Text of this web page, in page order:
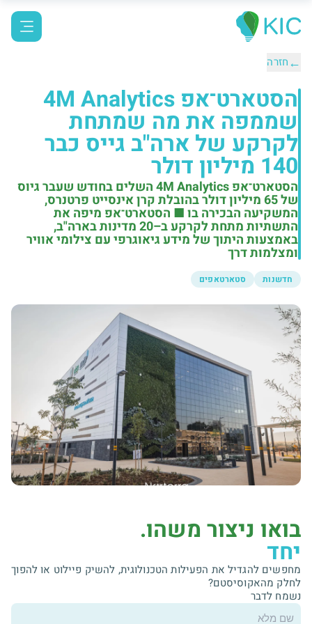
←חזרה
הסטארט־אפ 4M Analytics
שממפה את מה שמתחת
לקרקע של ארה"ב גייס כבר
140 מיליון דולר
הסטארט־אפ 4M Analytics השלים בחודש שעבר גיוס
של 65 מיליון דולר בהובלת קרן אינסייט פרטנרס,
המשקיעה הבכירה בו ■ הסטארט־אפ מיפה את
התשתיות מתחת לקרקע ב–20 מדינות בארה"ב,
באמצעות היתוך של מידע גיאוגרפי עם צילומי אוויר
ומצלמות דרך
חדשנות סטארטאפים
בואו ניצור משהו.
יחד
מחפשים להגדיל את הפעילות הטכנולוגית, להשיק פיילוט או להפוך
לחלק מהאקוסיסטם?
נשמח לדבר